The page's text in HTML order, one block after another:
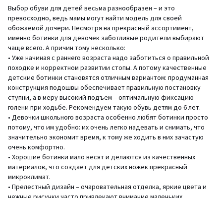
Выбор обуви для детей весьма разнообразен – и это
превосходно, ведь мамы могут найти модель для своей
обожаемой дочери. Несмотря на прекрасный ассортимент,
именно ботинки для девочек заботливые родители выбирают
чаще всего. А причин тому несколько:
• Уже начиная с раннего возраста надо заботиться о правильной
походке и корректном развитии стопы. А потому качественные
детские ботинки становятся отличным вариантом: продуманная
конструкция подошвы обеспечивает правильную постановку
ступни, а в меру высокий подъем – оптимальную фиксацию
голени при ходьбе. Рекомендуем такую обувь детям до 6 лет.
• Девочки школьного возраста особенно любят ботинки просто
потому, что им удобно: их очень легко надевать и снимать, что
значительно экономит время, к тому же ходить в них зачастую
очень комфортно.
• Хорошие ботинки мало весят и делаются из качественных
материалов, что создает для детских ножек прекрасный
микроклимат.
• Прелестный дизайн – очаровательная отделка, яркие цвета и